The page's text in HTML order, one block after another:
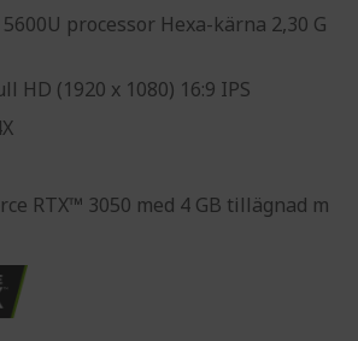
processor Hexa-kärna 2,30 G
HD (1920 x 1080) 16:9 IPS
RTX™ 3050 med 4 GB tillägnad m